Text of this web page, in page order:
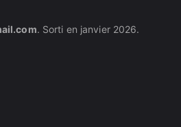
. Sorti en janvier 2026.